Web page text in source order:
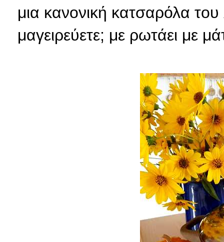
μια κανονική κατσαρόλα του
μαγειρεύετε; με ρωτάει με